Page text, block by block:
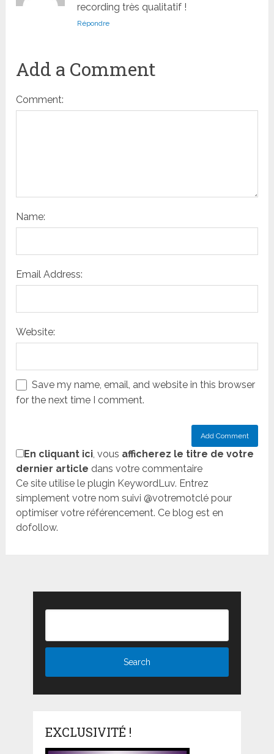
recording très qualitatif !
Répondre
Add a Comment
Comment:
Name:
Email Address:
Website:
Save my name, email, and website in this browser
for the next time I comment.
En cliquant ici , vous afficherez le titre de votre
dernier article dans votre commentaire
Ce site utilise le plugin KeywordLuv. Entrez
simplement votre nom suivi @votremotclé pour
optimiser votre référencement. Ce blog est en
dofollow.
EXCLUSIVITÉ !